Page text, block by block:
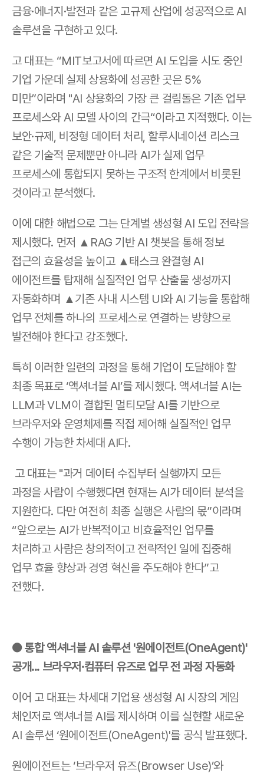
금융·에너지·발전과 같은 고규제 산업에 성공적으로 AI
솔루션을 구현하고 있다.
고 대표는 “MIT보고서에 따르면 AI 도입을 시도 중인
기업 가운데 실제 상용화에 성공한 곳은 5%
미만”이라며 "AI 상용화의 가장 큰 걸림돌은 기존 업무
프로세스와 AI 모델 사이의 간극“이라고 지적했다. 이는
보안·규제, 비정형 데이터 처리, 할루시네이션 리스크
같은 기술적 문제뿐만 아니라 AI가 실제 업무
프로세스에 통합되지 못하는 구조적 한계에서 비롯된
것이라고 분석했다.
이에 대한 해법으로 그는 단계별 생성형 AI 도입 전략을
제시했다. 먼저 ▲RAG 기반 AI 챗봇을 통해 정보
접근의 효율성을 높이고 ▲태스크 완결형 AI
에이전트를 탑재해 실질적인 업무 산출물 생성까지
자동화하며 ▲기존 사내 시스템 UI와 AI 기능을 통합해
업무 전체를 하나의 프로세스로 연결하는 방향으로
발전해야 한다고 강조했다.
특히 이러한 일련의 과정을 통해 기업이 도달해야 할
최종 목표로 ‘액셔너블 AI’를 제시했다. 액셔너블 AI는
LLM과 VLM이 결합된 멀티모달 AI를 기반으로
브라우저와 운영체제를 직접 제어해 실질적인 업무
수행이 가능한 차세대 AI다.
고 대표는 "과거 데이터 수집부터 실행까지 모든
과정을 사람이 수행했다면 현재는 AI가 데이터 분석을
지원한다. 다만 여전히 최종 실행은 사람의 몫”이라며
“앞으로는 AI가 반복적이고 비효율적인 업무를
처리하고 사람은 창의적이고 전략적인 일에 집중해
업무 효율 향상과 경영 혁신을 주도해야 한다”고
전했다.
● 통합 액셔너블 AI 솔루션 '원에이전트(OneAgent)'
공개... 브라우저·컴퓨터 유즈로 업무 전 과정 자동화
이어 고 대표는 차세대 기업용 생성형 AI 시장의 게임
체인저로 액셔너블 AI를 제시하며 이를 실현할 새로운
AI 솔루션 ‘원에이전트(OneAgent)'를 공식 발표했다.
원에이전트는 ‘브라우저 유즈(Browser Use)’와